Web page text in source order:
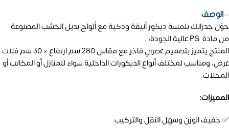
الوصف
حوّل جدرانك بلمسة ديكور أنيقة وذكية مع ألواح بديل الخشب المصنوعة
من مادة PS عالية الجودة، .
المنتج يتميز بتصميم عصري فاخر مع مقاس 280 سم ارتفاع × 30 سم فلات
عرض، ومناسب لمختلف أنواع الديكورات الداخلية سواء للمنازل أو المكاتب أو
المحلات.
المميزات:
✅ خفيف الوزن وسهل النقل والتركيب